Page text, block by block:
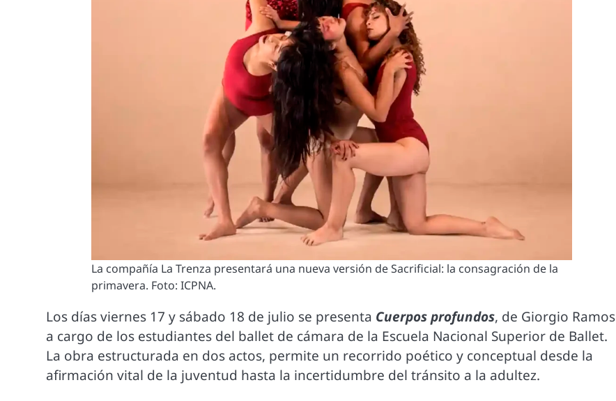
La compañía La Trenza presentará una nueva versión de Sacrificial: la consagración de la
primavera. Foto: ICPNA.
Los días viernes 17 y sábado 18 de julio se presenta Cuerpos profundos, de Giorgio Ramos
a cargo de los estudiantes del ballet de cámara de la Escuela Nacional Superior de Ballet.
La obra estructurada en dos actos, permite un recorrido poético y conceptual desde la
afirmación vital de la juventud hasta la incertidumbre del tránsito a la adultez.